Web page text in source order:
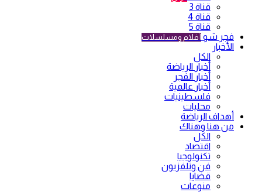
قناة 3
قناة 4
قناة 5
فجر شو أفلام ومسلسلات
الأخبار
الكل
أخبار الرياضة
أخبار الفجر
أخبار عالمية
فلسطينيات
محليات
أهداف الرياضة
من هنا وهناك
الكل
اقتصاد
تكنولوجيا
فن وتلفزيون
قضايا
منوعات